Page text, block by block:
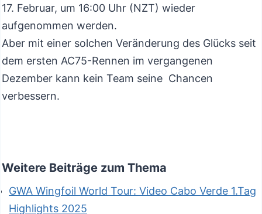
17. Februar, um 16:00 Uhr (NZT) wieder
aufgenommen werden.
Aber mit einer solchen Veränderung des Glücks seit
dem ersten AC75-Rennen im vergangenen
Dezember kann kein Team seine Chancen
verbessern.
Weitere Beiträge zum Thema
GWA Wingfoil World Tour: Video Cabo Verde 1.Tag
Highlights 2025